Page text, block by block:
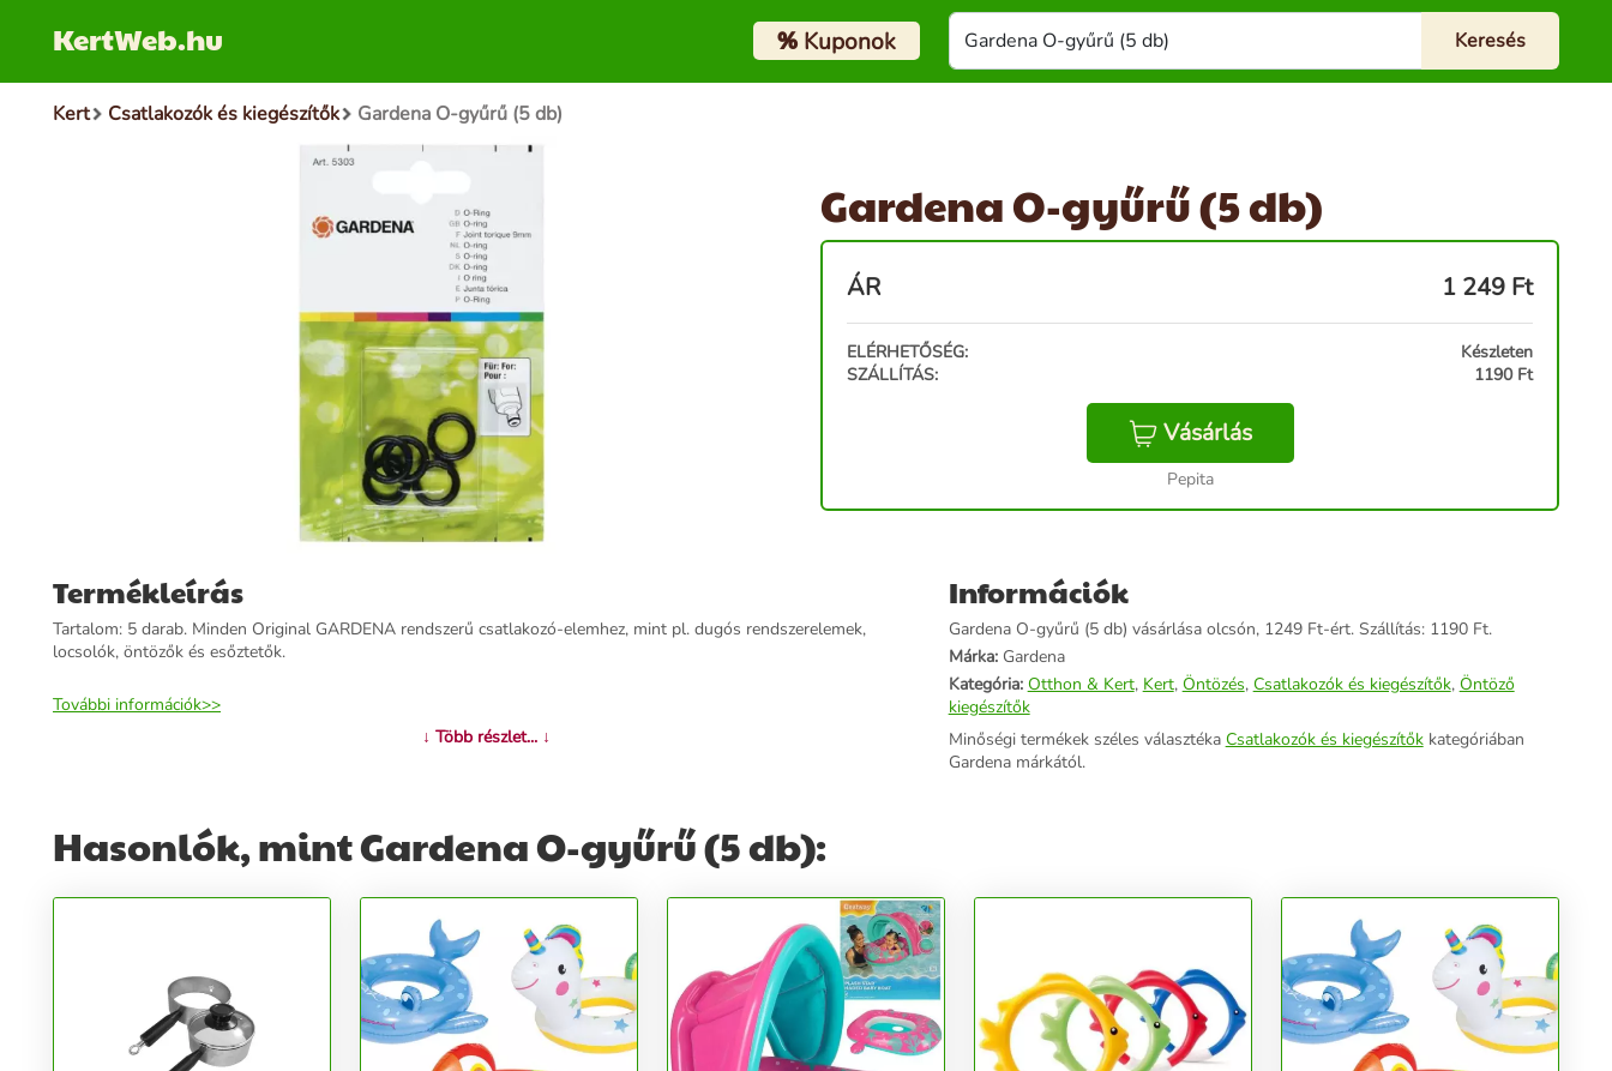
KertWeb.hu %Kuponok
Kert Csatlakozók és kiegészítők Gardena O-gyűrű (5 db)
Gardena O-gyűrű (5 db)
ÁR 1 249 Ft
ELÉRHETŐSÉG:
Készleten
SZÁLLÍTÁS:
1190 Ft
Vásárlás
Pepita
Termékleírás
Tartalom: 5 darab. Minden Original GARDENA rendszerű csatlakozó-elemhez, mint pl. dugós rendszerelemek,
locsolók, öntözők és esőztetők.
További információk>>
↓ Több részlet... ↓
Információk
Gardena O-gyűrű (5 db) vásárlása olcsón, 1249 Ft-ért. Szállítás: 1190 Ft.
Márka:Gardena
Kategória: Otthon & Kert, Kert, Öntözés, Csatlakozók és kiegészítők, Öntöző
kiegészítők
Minőségi termékek széles választéka Csatlakozók és kiegészítőkkategóriában
Gardena márkától.
Hasonlók, mint Gardena O-gyűrű (5 db):